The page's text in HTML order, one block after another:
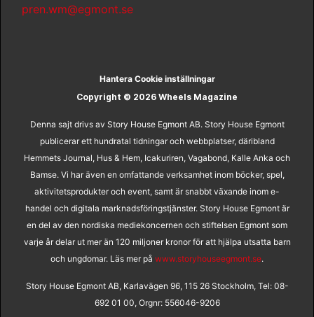
pren.wm@egmont.se
Hantera Cookie inställningar
Copyright © 2026 Wheels Magazine
Denna sajt drivs av Story House Egmont AB. Story House Egmont
publicerar ett hundratal tidningar och webbplatser, däribland
Hemmets Journal, Hus & Hem, Icakuriren, Vagabond, Kalle Anka och
Bamse. Vi har även en omfattande verksamhet inom böcker, spel,
aktivitetsprodukter och event, samt är snabbt växande inom e-
handel och digitala marknadsföringstjänster. Story House Egmont är
en del av den nordiska mediekoncernen och stiftelsen Egmont som
varje år delar ut mer än 120 miljoner kronor för att hjälpa utsatta barn
och ungdomar. Läs mer på www.storyhouseegmont.se.
Story House Egmont AB, Karlavägen 96, 115 26 Stockholm, Tel: 08-
692 01 00, Orgnr: 556046-9206